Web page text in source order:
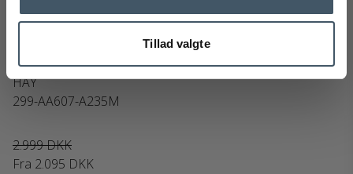
Tillad valgte
HAY Palissade Armchair Havestol
HAY
299-AA607-A235M
2.999 DKK
Fra 2.095 DKK